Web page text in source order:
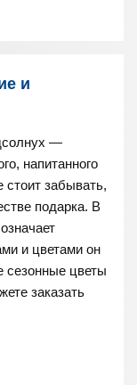
и
—
напитанного
забывать,
подарка. В
и цветами он
сезонные цветы
заказать